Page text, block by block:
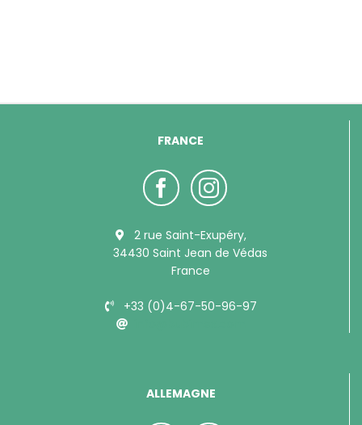
FRANCE
2 rue Saint-Exupéry,
34430 Saint Jean de Védas
France
+33 (0)4-67-50-96-97
ALLEMAGNE